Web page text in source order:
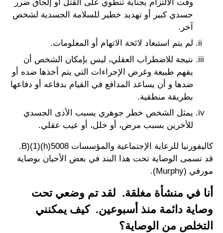
وقت الالتزام بجناية تنطوي على القتل أو إلحاق ضرر
جسدي كبير أو تهديد خطير للسلامة الجسدية لشخص
آخر.
لم يتم استبعاد لائحة الاتهام أو المعلومات.
نتيجة للاضطراب العقلي، ليس بإمكان الشخص أن
يفهم طبيعة وغرض الإجراءات التي يتم أخذها ضده أو
ضدها و أن يساعد المدافع في القيام بدفاعه أو دفاعها
بطريقة منطقية.
يمثل الشخص خطر جوهري يسبب الأذى الجسدي
للأخرين بسبب مرض، أو خلل، أو عيب عقلي.
كاليفورنيا للرعاية الإجتماعية والمؤسسات 5008(h)(1)(B.
قد تسمى الوصاية تحت هذا البند في بعض الأحيان بوصاية
مورفي (Murphy).
أنا في منشأة مغلقة. لقد تم وضعي تحت
وصاية دائمة منذ أسبوعين. كيف يمكنني
التخلص من الوصاية؟